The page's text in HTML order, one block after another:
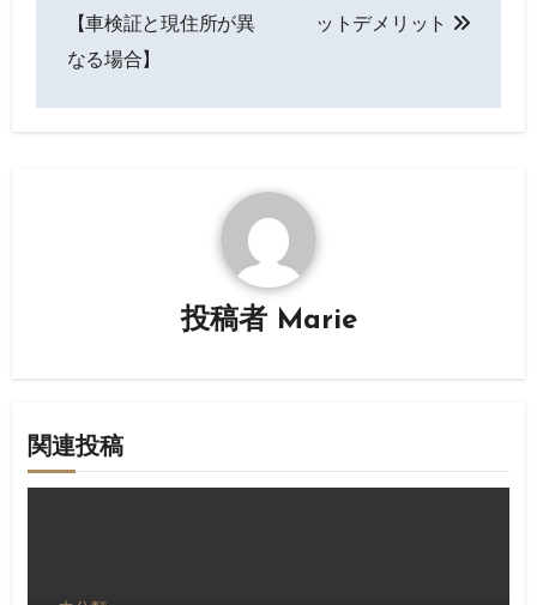
ナ
ビ
【車検証と現住所が異
なる場合】
ットデメリット
投稿者 Marie
関連投稿